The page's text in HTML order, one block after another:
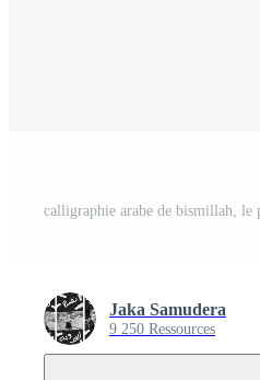
Jaka Samudera
9 250 Ressources